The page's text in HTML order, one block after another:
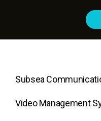
Subsea
Video Management